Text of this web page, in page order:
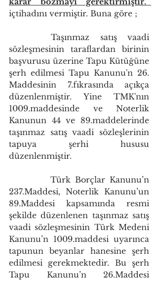
içtihadını vermiştir. Buna göre ;
    Taşınmaz satış vaadi
sözleşmesinin taraflardan birinin
başvurusu üzerine Tapu Kütüğüne
şerh edilmesi Tapu Kanunu'n 26.
Maddesinin 7.fıkrasında açıkça
düzenlenmiştir. Yine TMK'nın
1009.maddesinde ve Noterlik
Kanunun 44 ve 89.maddelerinde
taşınmaz satış vaadi sözleşlerinin
tapuya şerhi hususu
düzenlenmiştir.
Türk Borçlar Kanunu’n
237.Maddesi, Noterlik Kanunu’un
89.Maddesi kapsamında resmi
şekilde düzenlenen taşınmaz satış
vaadi sözleşmesinin Türk Medeni
Kanunu’n 1009.maddesi uyarınca
tapunun beyanlar hanesine şerh
edilmesi gerekmektedir. Bu şerh
Tapu Kanunu’n 26.Maddesi